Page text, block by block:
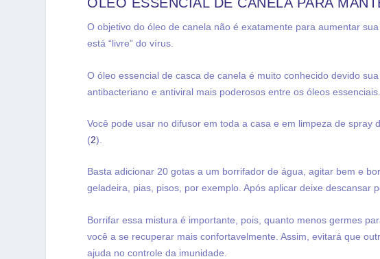
O objetivo do óleo de canela não é exatamente para aumentar
está “livre” do vírus.
O óleo essencial de casca de canela é muito conhecido devido
antibacteriano e antiviral mais poderosos entre os óleos essenciais.
Você pode usar no difusor em toda a casa e em limpeza de
(2).
Basta adicionar 20 gotas a um borrifador de água, agitar bem e
geladeira, pias, pisos, por exemplo. Após aplicar deixe descansar
Borrifar essa mistura é importante, pois, quanto menos germes
você a se recuperar mais confortavelmente. Assim, evitará que
ajuda no controle da imunidade.